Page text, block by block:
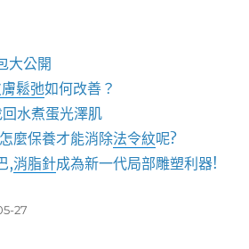
大公開
鬆弛如何改善？
水煮蛋光澤肌
麼保養才能消除法令紋呢?
,消脂針成為新一代局部雕塑利器!
27